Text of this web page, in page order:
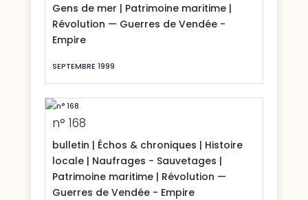
Gens de mer | Patrimoine maritime|
Révolution — Guerres de Vendée -
Empire
SEPTEMBRE 1999
n° 168
bulletin | Échos & chroniques | Histoire
locale| Naufrages - Sauvetages |
Patrimoine maritime| Révolution —
Guerres de Vendée - Empire